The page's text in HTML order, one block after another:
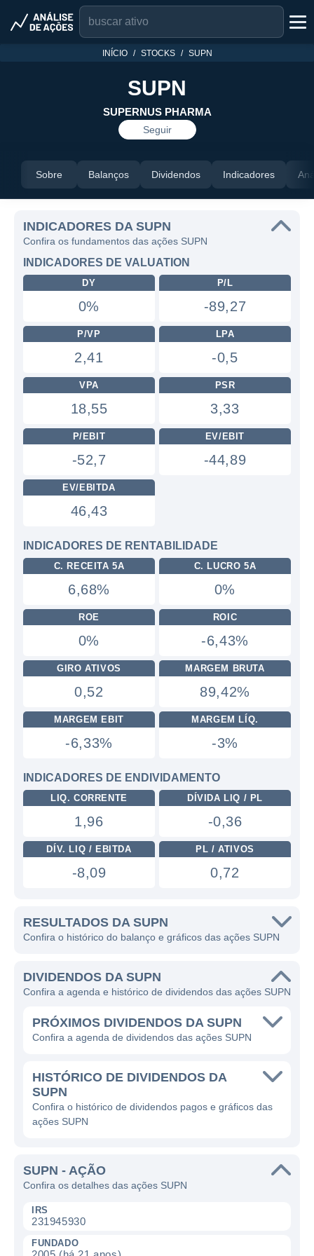
INÍCIO STOCKS SUPN
SUPN
SUPERNUS PHARMA
Seguir
Sobre Balanços Dividendos Indicadores
INDICADORES DA SUPN
Confira os fundamentos das ações SUPN
INDICADORES DE VALUATION
DY
0%
P/L
-89,27
P/VP
2,41
LPA
-0,5
VPA
18,55
PSR
3,33
P/EBIT
-52,7
EV/EBIT
-44,89
EV/EBITDA
46,43
INDICADORES DE RENTABILIDADE
C. RECEITA 5A
6,68%
C. LUCRO 5A
0%
ROE
0%
ROIC
-6,43%
GIRO ATIVOS
0,52
MARGEM BRUTA
89,42%
MARGEM EBIT
-6,33%
MARGEM LÍQ.
-3%
INDICADORES DE ENDIVIDAMENTO
LIQ. CORRENTE
1,96
DÍVIDA LIQ / PL
-0,36
DÍV. LIQ / EBITDA
-8,09
PL / ATIVOS
0,72
RESULTADOS DA SUPN
Confira o histórico do balanço e gráficos das ações SUPN
DIVIDENDOS DA SUPN
Confira a agenda e histórico de dividendos das ações SUPN
PRÓXIMOS DIVIDENDOS DA SUPN
Confira a agenda de dividendos das ações SUPN
HISTÓRICO DE DIVIDENDOS DA
SUPN
Confira o histórico de dividendos pagos e gráficos das
ações SUPN
SUPN - AÇÃO
Confira os detalhes das ações SUPN
IRS
231945930
FUNDADO